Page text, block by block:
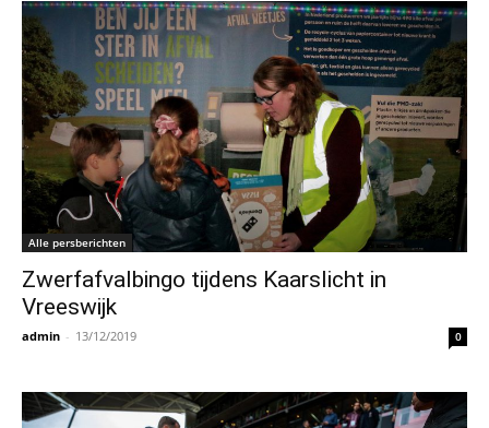
Alle persberichten
Zwerfafvalbingo tijdens Kaarslicht in
Vreeswijk
admin - 13/12/2019 0